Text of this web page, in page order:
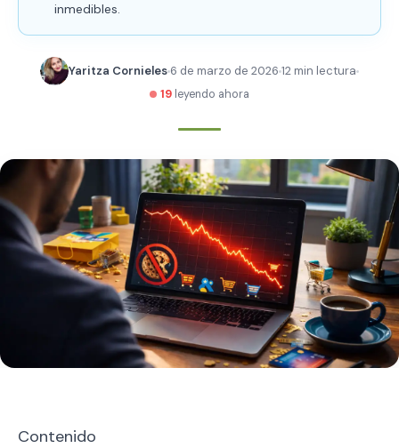
inmedibles.
Yaritza Cornieles 6 de marzo de 2026 12 min lectura
19 leyendo ahora
Contenido